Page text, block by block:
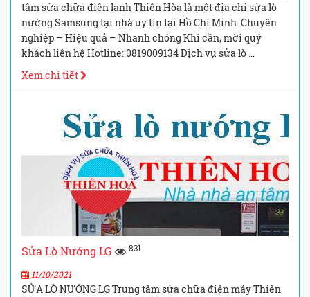
tâm sửa chữa điện lạnh Thiên Hòa là một địa chỉ sửa lò
nướng Samsung tại nhà uy tín tại Hồ Chí Minh. Chuyên
nghiệp – Hiệu quả – Nhanh chóng Khi cần, mời quý
khách liên hệ Hotline: 0819009134 Dịch vụ sửa lò …
Xem chi tiết
Sửa Lò Nướng LG 831
11/10/2021
SỬA LÒ NƯỚNG LG Trung tâm sửa chữa điện máy Thiên